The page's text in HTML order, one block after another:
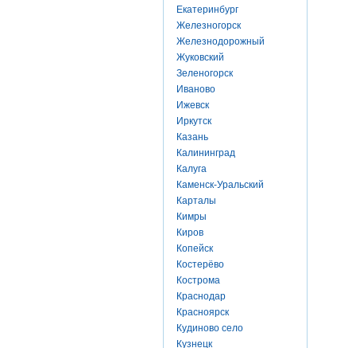
Екатеринбург
Железногорск
Железнодорожный
Жуковский
Зеленогорск
Иваново
Ижевск
Иркутск
Казань
Калининград
Калуга
Каменск-Уральский
Карталы
Кимры
Киров
Копейск
Костерёво
Кострома
Краснодар
Красноярск
Кудиново село
Кузнецк